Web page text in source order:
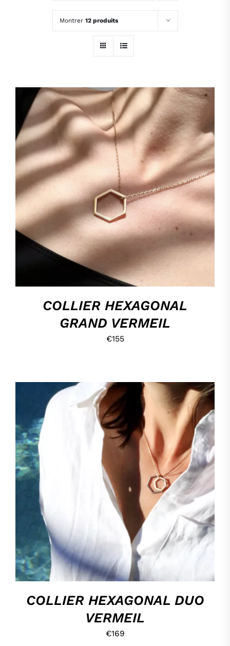
Montrer 12 produits
HOP, DANS MON PANIER ! / DÉTAILS
COLLIER HEXAGONAL
GRAND VERMEIL
€155
HOP, DANS MON PANIER ! / DÉTAILS
COLLIER HEXAGONAL DUO
VERMEIL
€169